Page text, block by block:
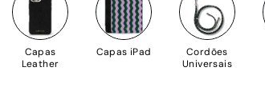
Capas
Leather
Capas iPad
Cordões
Universais